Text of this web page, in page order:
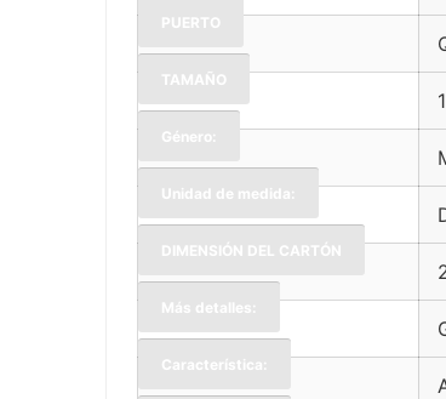
PUERTO
TAMAÑO
Género:
Unidad de medida:
DIMENSIÓN DEL CARTÓN
Más detalles:
Característica: